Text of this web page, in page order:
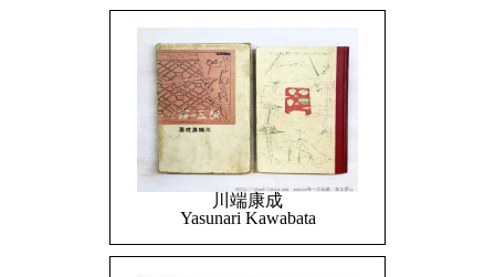
川端康成
Yasunari Kawabata